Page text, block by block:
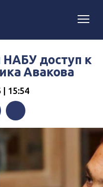
НАБУ доступ к
Авакова
| 15:54
Telegram